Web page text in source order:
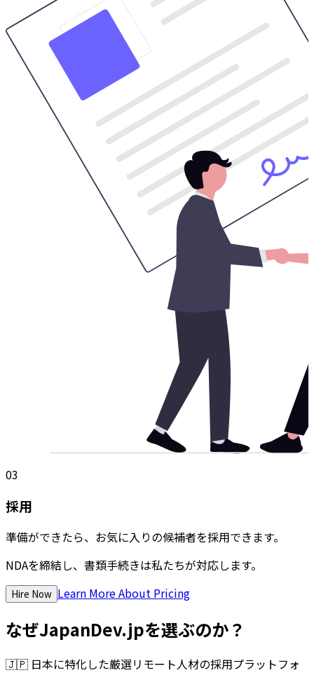
03
採用
準備ができたら、お気に入りの候補者を採用できます。
NDAを締結し、書類手続きは私たちが対応します。
Hire Now Learn More About Pricing
なぜJapanDev.jpを選ぶのか？
🇯🇵 日本に特化した厳選リモート人材の採用プラットフォ